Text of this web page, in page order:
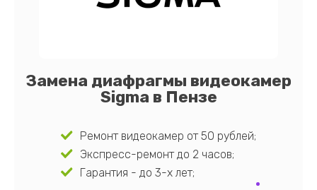
Замена диафрагмы видеокамер
Sigma в Пензе
Ремонт видеокамер от 50 рублей;
Экспресс-ремонт до 2 часов;
Гарантия - до 3-х лет;